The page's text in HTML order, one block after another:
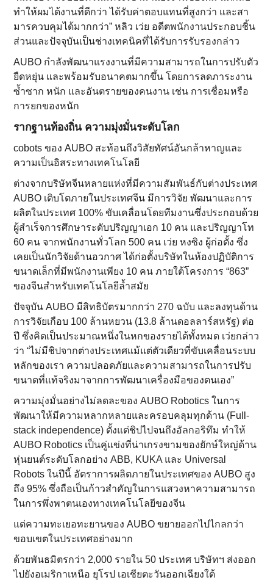
ทำให้ผมได้งานที่ดีกว่า ได้รับค่าตอบแทนที่สูงกว่า และสา
มารควบคุมได้มากกว่า” หลิว เว่ย อดีตพนักงานประกอบชิ้น
ส่วนและปัจจุบันเป็นช่างเทคนิคที่ได้รับการรับรองกล่าว
AUBO กำลังพัฒนาแรงงานที่มีความสามารถในการปรับตัว
ยืดหยุ่น และพร้อมรับอนาคตมากขึ้น โดยการลดภาระงาน
ซ้ำซาก หนัก และอันตรายของคนงาน เช่น การเชื่อมหรือ
การยกของหนัก
รากฐานท้องถิ่น ความมุ่งมั่นระดับโลก
cobots ของ AUBO สะท้อนถึงวิสัยทัศน์อันกล้าหาญและ
ความเป็นอิสระทางเทคโนโลยี
ต่างจากบริษัทจีนหลายแห่งที่มีความสัมพันธ์กับต่างประเทศ
AUBO เติบโตภายในประเทศจีน มีการวิจัย พัฒนาและการ
ผลิตในประเทศ 100% ขับเคลื่อนโดยทีมงานซึ่งประกอบด้วย
ผู้สำเร็จการศึกษาระดับปริญญาเอก 10 คน และปริญญาโท
60 คน จากพนักงานทั่วโลก 500 คน เว่ย หงซิง ผู้ก่อตั้ง ซึ่ง
เคยเป็นนักวิจัยด้านอวกาศ ได้ก่อตั้งบริษัทในห้องปฏิบัติการ
ขนาดเล็กที่มีพนักงานเพียง 10 คน ภายใต้โครงการ “863”
ของจีนสำหรับเทคโนโลยีล้ำสมัย
ปัจจุบัน AUBO มีสิทธิบัตรมากกว่า 270 ฉบับ และลงทุนด้าน
การวิจัยเกือบ 100 ล้านหยวน (13.8 ล้านดอลลาร์สหรัฐ) ต่อ
ปี ซึ่งคิดเป็นประมาณหนึ่งในหกของรายได้ทั้งหมด เว่ยกล่าว
ว่า “ไม่มีชิปจากต่างประเทศแม้แต่ตัวเดียวที่ขับเคลื่อนระบบ
หลักของเรา ความปลอดภัยและความสามารถในการปรับ
ขนาดที่แท้จริงมาจากการพัฒนาเครื่องมือของตนเอง”
ความมุ่งมั่นอย่างไม่ลดละของ AUBO Robotics ในการ
พัฒนาให้มีความหลากหลายและครอบคลุมทุกด้าน (Full-
stack independence) ตั้งแต่ชิปไปจนถึงอัลกอริทึม ทำให้
AUBO Robotics เป็นคู่แข่งที่น่าเกรงขามของยักษ์ใหญ่ด้าน
หุ่นยนต์ระดับโลกอย่าง ABB, KUKA และ Universal
Robots ในปีนี้ อัตราการผลิตภายในประเทศของ AUBO สูง
ถึง 95% ซึ่งถือเป็นก้าวสำคัญในการแสวงหาความสามารถ
ในการพึ่งพาตนเองทางเทคโนโลยีของจีน
แต่ความทะเยอทะยานของ AUBO ขยายออกไปไกลกว่า
ขอบเขตในประเทศอย่างมาก
ด้วยพันธมิตรกว่า 2,000 รายใน 50 ประเทศ บริษัทฯ ส่งออก
ไปยังอเมริกาเหนือ ยุโรป เอเชียตะวันออกเฉียงใต้